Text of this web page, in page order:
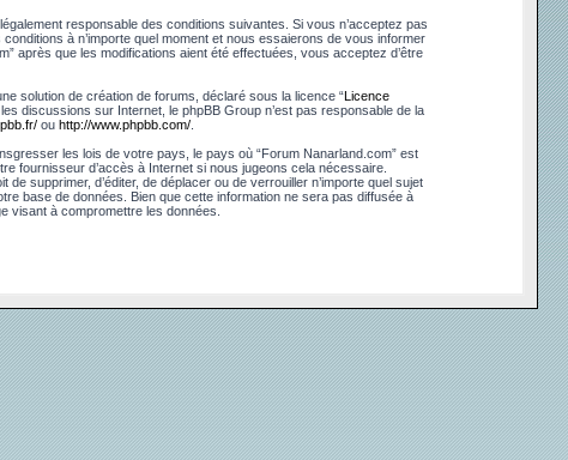
responsable des conditions suivantes. Si vous n’acceptez pas
à n’importe quel moment et nous essaierons de vous informer
après que les modifications aient été effectuées, vous acceptez d’être
solution de création de forums, déclaré sous la licence “Licence
discussions sur Internet, le phpBB Group n’est pas responsable de la
ou http://www.phpbb.com/.
les lois de votre pays, le pays où “Forum Nanarland.com” est
fournisseur d’accès à Internet si nous jugeons cela nécessaire.
supprimer, d’éditer, de déplacer ou de verrouiller n’importe quel sujet
base de données. Bien que cette information ne sera pas diffusée à
visant à compromettre les données.